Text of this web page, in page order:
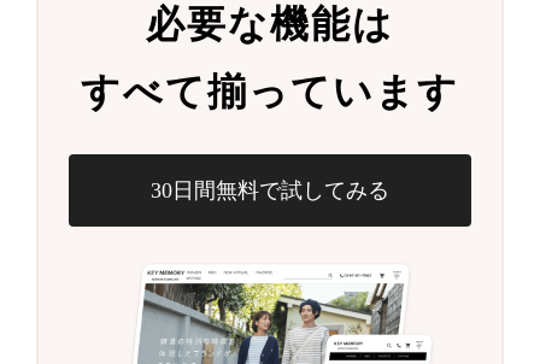
必要な機能は
すべて揃っています
30日間無料で試してみる